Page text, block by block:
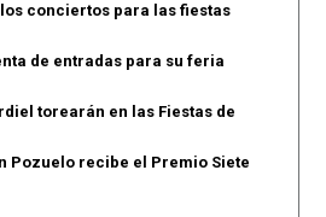
conciertos para las fiestas
de entradas para su feria
torearán en las Fiestas de
Pozuelo recibe el Premio Siete